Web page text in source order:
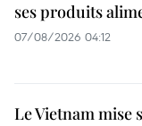
ses produits
07/08/2026 04:12
Le Vietnam mise